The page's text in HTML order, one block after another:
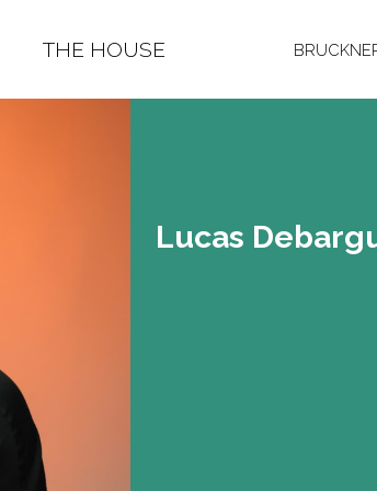
THE HOUSE
Lucas